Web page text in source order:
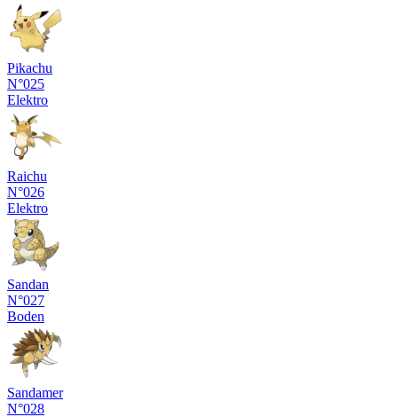
Pikachu
N°025
Elektro
Raichu
N°026
Elektro
Sandan
N°027
Boden
Sandamer
N°028